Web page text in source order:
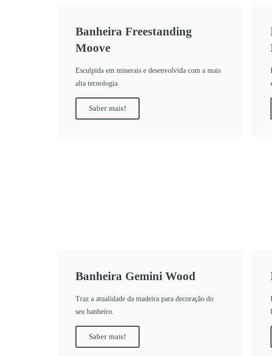
Banheira Freestanding
Moove
Esculpida em minerais e desenvolvida com a mais
alta tecnologia.
Saber mais!
Banheira Gemini Wood
Traz a atualidade da madeira para decoração do
seu banheiro.
Saber mais!